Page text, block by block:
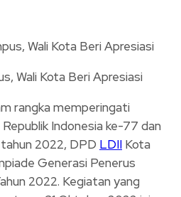
Wali Kota Beri Apresiasi
rangka memperingati
Indonesia ke-77 dan
2022, DPD LDII Kota
Generasi Penerus
2022. Kegiatan yang